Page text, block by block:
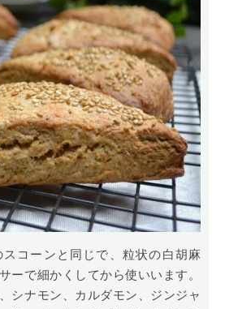
コーンと同じで、粒状の白胡麻
ーで細かくしてから使いいます。
シナモン、カルダモン、ジンジャ